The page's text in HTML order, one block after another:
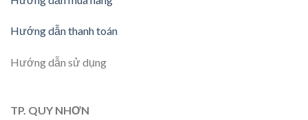
Hướng dẫn thanh toán
Hướng dẫn sử dụng
TP. QUY NHƠN